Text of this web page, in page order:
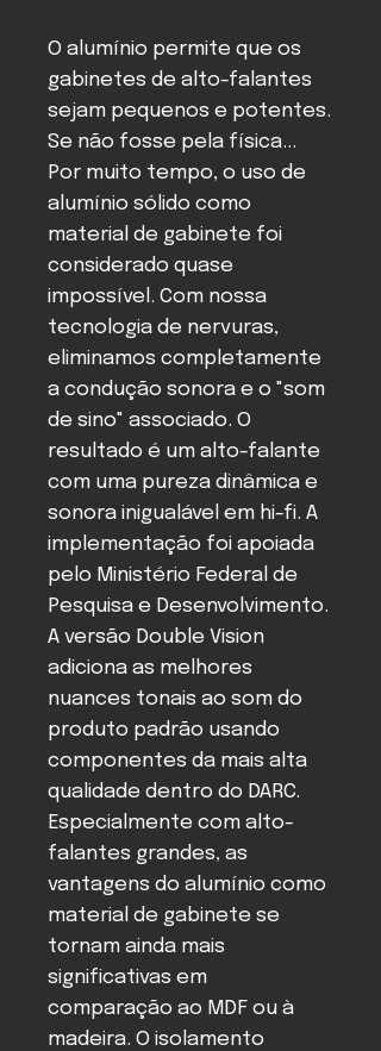
O alumínio permite que os
gabinetes de alto-falantes
sejam pequenos e potentes.
Se não fosse pela física...
Por muito tempo, o uso de
alumínio sólido como
material de gabinete foi
considerado quase
impossível. Com nossa
tecnologia de nervuras,
eliminamos completamente
a condução sonora e o "som
de sino" associado. O
resultado é um alto-falante
com uma pureza dinâmica e
sonora inigualável em hi-fi. A
implementação foi apoiada
pelo Ministério Federal de
Pesquisa e Desenvolvimento.
A versão Double Vision
adiciona as melhores
nuances tonais ao som do
produto padrão usando
componentes da mais alta
qualidade dentro do DARC.
Especialmente com alto-
falantes grandes, as
vantagens do alumínio como
material de gabinete se
tornam ainda mais
significativas em
comparação ao MDF ou à
madeira. O isolamento